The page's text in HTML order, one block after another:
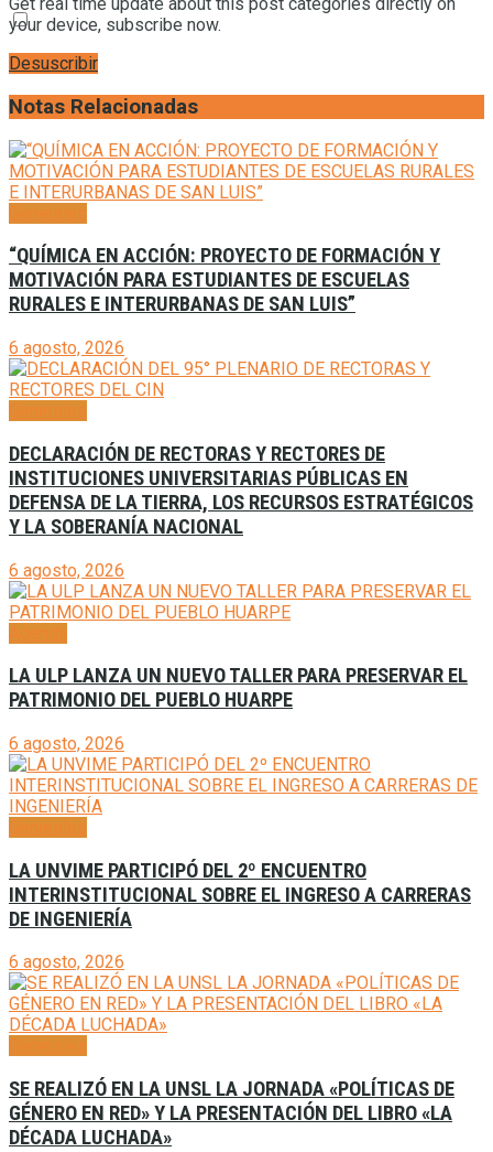
your device, subscribe now.
Desuscribir
Notas Relacionadas
“QUÍMICA EN ACCIÓN: PROYECTO DE FORMACIÓN Y
MOTIVACIÓN PARA ESTUDIANTES DE ESCUELAS
RURALES E INTERURBANAS DE SAN LUIS”
6 agosto, 2026
DECLARACIÓN DE RECTORAS Y RECTORES DE
INSTITUCIONES UNIVERSITARIAS PÚBLICAS EN
DEFENSA DE LA TIERRA, LOS RECURSOS ESTRATÉGICOS
Y LA SOBERANÍA NACIONAL
6 agosto, 2026
LA ULP LANZA UN NUEVO TALLER PARA PRESERVAR EL
PATRIMONIO DEL PUEBLO HUARPE
6 agosto, 2026
LA UNVIME PARTICIPÓ DEL 2º ENCUENTRO
INTERINSTITUCIONAL SOBRE EL INGRESO A CARRERAS
DE INGENIERÍA
6 agosto, 2026
SE REALIZÓ EN LA UNSL LA JORNADA «POLÍTICAS DE
GÉNERO EN RED» Y LA PRESENTACIÓN DEL LIBRO «LA
DÉCADA LUCHADA»